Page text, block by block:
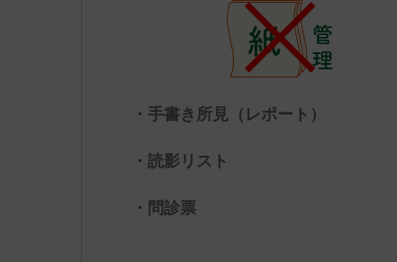
・手書き所見（レポート）
・読影リスト
・問診票